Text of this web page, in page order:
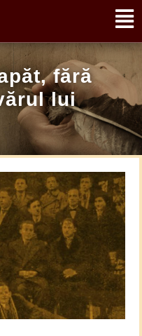
fără
lui